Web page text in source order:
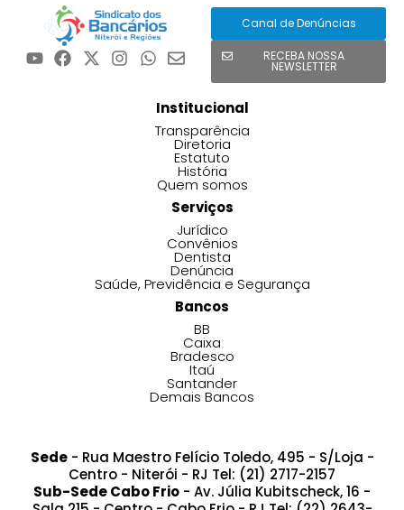
Canal de Denúncias
RECEBA NOSSA
NEWSLETTER
Institucional
Transparência
Diretoria
Estatuto
História
Quem somos
Serviços
Jurídico
Convênios
Dentista
Denúncia
Saúde, Previdência e Segurança
Bancos
BB
Caixa
Bradesco
Itaú
Santander
Demais Bancos
Sede- Rua Maestro Felício Toledo, 495 - S/Loja -
Centro - Niterói - RJ Tel: (21) 2717-2157
Sub-Sede Cabo Frio - Av. Júlia Kubitscheck, 16 -